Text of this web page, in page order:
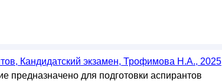
Кандидатский экзамен, Трофимова Н.А., 2025
предназначено для подготовки аспирантов